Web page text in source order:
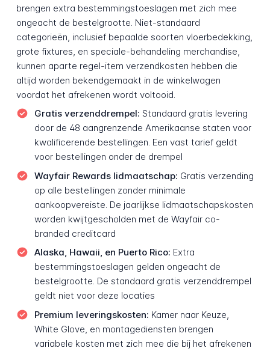
brengen extra bestemmingstoeslagen met zich mee
ongeacht de bestelgrootte. Niet-standaard
categorieën, inclusief bepaalde soorten vloerbedekking,
grote fixtures, en speciale-behandeling merchandise,
kunnen aparte regel-item verzendkosten hebben die
altijd worden bekendgemaakt in de winkelwagen
voordat het afrekenen wordt voltooid.
Gratis verzenddrempel: Standaard gratis levering
door de 48 aangrenzende Amerikaanse staten voor
kwalificerende bestellingen. Een vast tarief geldt
voor bestellingen onder de drempel
Wayfair Rewards lidmaatschap: Gratis verzending
op alle bestellingen zonder minimale
aankoopvereiste. De jaarlijkse lidmaatschapskosten
worden kwijtgescholden met de Wayfair co-
branded creditcard
Alaska, Hawaii, en Puerto Rico: Extra
bestemmingstoeslagen gelden ongeacht de
bestelgrootte. De standaard gratis verzenddrempel
geldt niet voor deze locaties
Premium leveringskosten: Kamer naar Keuze,
White Glove, en montagediensten brengen
variabele kosten met zich mee die bij het afrekenen